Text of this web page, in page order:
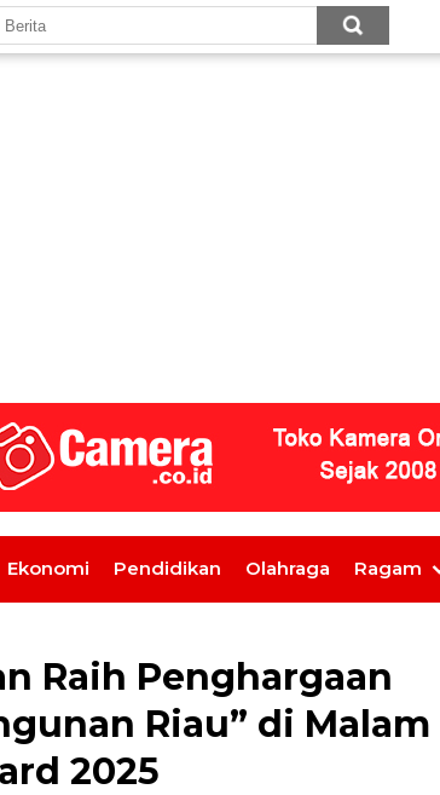
Ekonomi Pendidikan Olahraga Ragam
Raih Penghargaan
Riau” di Malam
2025